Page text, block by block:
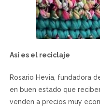
Así es el reciclaje
Rosario Hevia, fundadora
en buen estado que
venden a precios muy